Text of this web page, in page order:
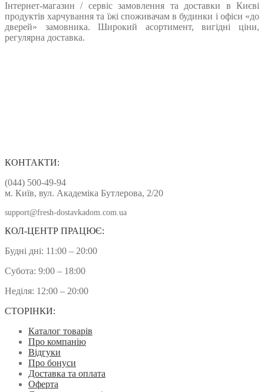
Інтернет-магазин / сервіс замовлення та доставки в Києві
продуктів харчування та їжі споживачам в будинки і офіси «до
дверей» замовника. Широкий асортимент, вигідні ціни,
регулярна доставка.
КОНТАКТИ:
(044) 500-49-94
м. Київ, вул. Академіка Бутлерова, 2/20
support@fresh-dostavkadom.com.ua
КОЛ-ЦЕНТР ПРАЦЮЄ:
Будні дні: 11:00 – 20:00
Субота: 9:00 – 18:00
Неділя: 12:00 – 20:00
СТОРІНКИ:
Каталог товарів
Про компанію
Відгуки
Про бонуси
Доставка та оплата
Оферта